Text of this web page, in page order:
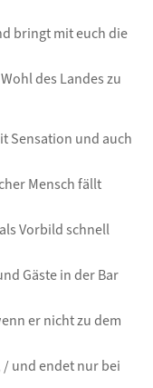
bringt mit euch die
des Landes zu
Sensation und auch
Mensch fällt
als Vorbild schnell
Gäste in der Bar
er nicht zu dem
und endet nur bei